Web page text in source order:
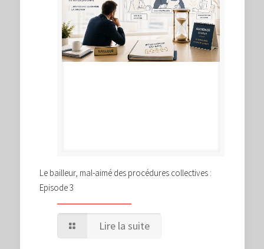
Le bailleur, mal-aimé des procédures collectives :
Episode 3
Lire la suite